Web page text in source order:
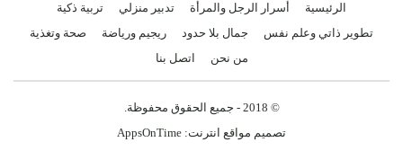
الرئيسية أسرار الرجل والمرأة تدبير منزلي
تربية ذكية
تطوير ذاتي وعلم نفس
جمال بلا حدود ريجيم ورياضة
صحة وتغذية
من نحن
اتصل بنا
© 2018 - جميع الحقوق محفوظة.
تصميم مواقع انترنت: AppsOnTime